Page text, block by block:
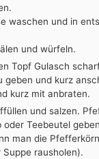
waschen und in
und würfeln.
Topf Gulasch
geben und kurz
kurz mit anbraten.
und salzen.
oder Teebeutel
man die
rausholen).